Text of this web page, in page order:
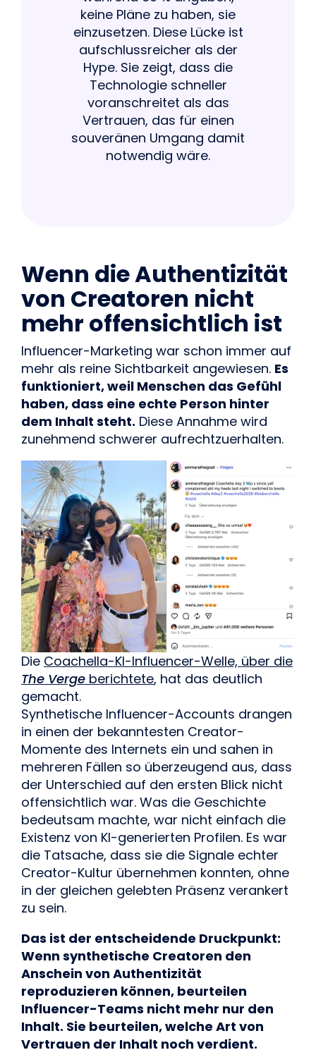
keine Pläne zu haben, sie
einzusetzen. Diese Lücke ist
aufschlussreicher als der
Hype. Sie zeigt, dass die
Technologie schneller
voranschreitet als das
Vertrauen, das für einen
souveränen Umgang damit
notwendig wäre.
Wenn die Authentizität
von Creatoren nicht
mehr offensichtlich ist
Influencer-Marketing war schon immer auf
mehr als reine Sichtbarkeit angewiesen. Es
funktioniert, weil Menschen das Gefühl
haben, dass eine echte Person hinter
dem Inhalt steht. Diese Annahme wird
zunehmend schwerer aufrechtzuerhalten.
Die Coachella-KI-Influencer-Welle, über die
The Verge berichtete, hat das deutlich
gemacht.
Synthetische Influencer-Accounts drangen
in einen der bekanntesten Creator-
Momente des Internets ein und sahen in
mehreren Fällen so überzeugend aus, dass
der Unterschied auf den ersten Blick nicht
offensichtlich war. Was die Geschichte
bedeutsam machte, war nicht einfach die
Existenz von KI-generierten Profilen. Es war
die Tatsache, dass sie die Signale echter
Creator-Kultur übernehmen konnten, ohne
in der gleichen gelebten Präsenz verankert
zu sein.
Das ist der entscheidende Druckpunkt:
Wenn synthetische Creatoren den
Anschein von Authentizität
reproduzieren können, beurteilen
Influencer-Teams nicht mehr nur den
Inhalt. Sie beurteilen, welche Art von
Vertrauen der Inhalt noch verdient.